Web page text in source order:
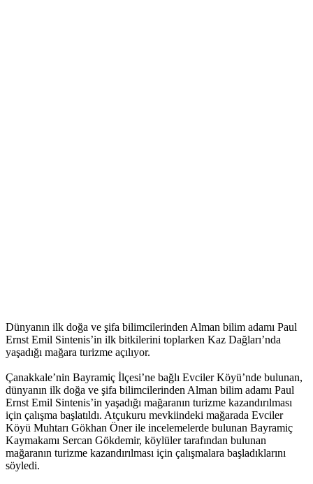
Dünyanın ilk doğa ve şifa bilimcilerinden Alman bilim adamı Paul
Ernst Emil Sintenis’in ilk bitkilerini toplarken Kaz Dağları’nda
yaşadığı mağara turizme açılıyor.
Çanakkale’nin Bayramiç İlçesi’ne bağlı Evciler Köyü’nde bulunan,
dünyanın ilk doğa ve şifa bilimcilerinden Alman bilim adamı Paul
Ernst Emil Sintenis’in yaşadığı mağaranın turizme kazandırılması
için çalışma başlatıldı. Atçukuru mevkiindeki mağarada Evciler
Köyü Muhtarı Gökhan Öner ile incelemelerde bulunan Bayramiç
Kaymakamı Sercan Gökdemir, köylüler tarafından bulunan
mağaranın turizme kazandırılması için çalışmalara başladıklarını
söyledi.